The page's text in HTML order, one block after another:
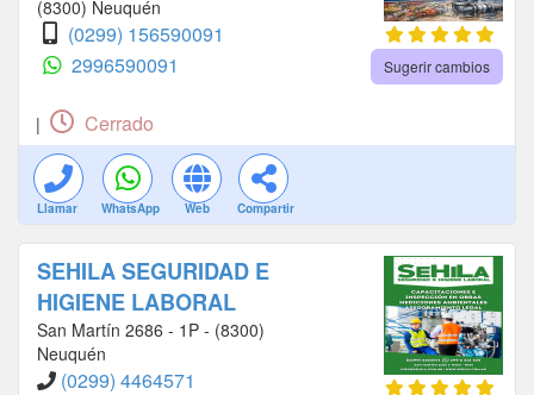
(8300) Neuquén
(0299) 156590091
2996590091
Sugerir cambios
| Cerrado
Llamar WhatsApp Web Compartir
SEHILA SEGURIDAD E
HIGIENE LABORAL
San Martín 2686 - 1P - (8300)
Neuquén
(0299) 4464571